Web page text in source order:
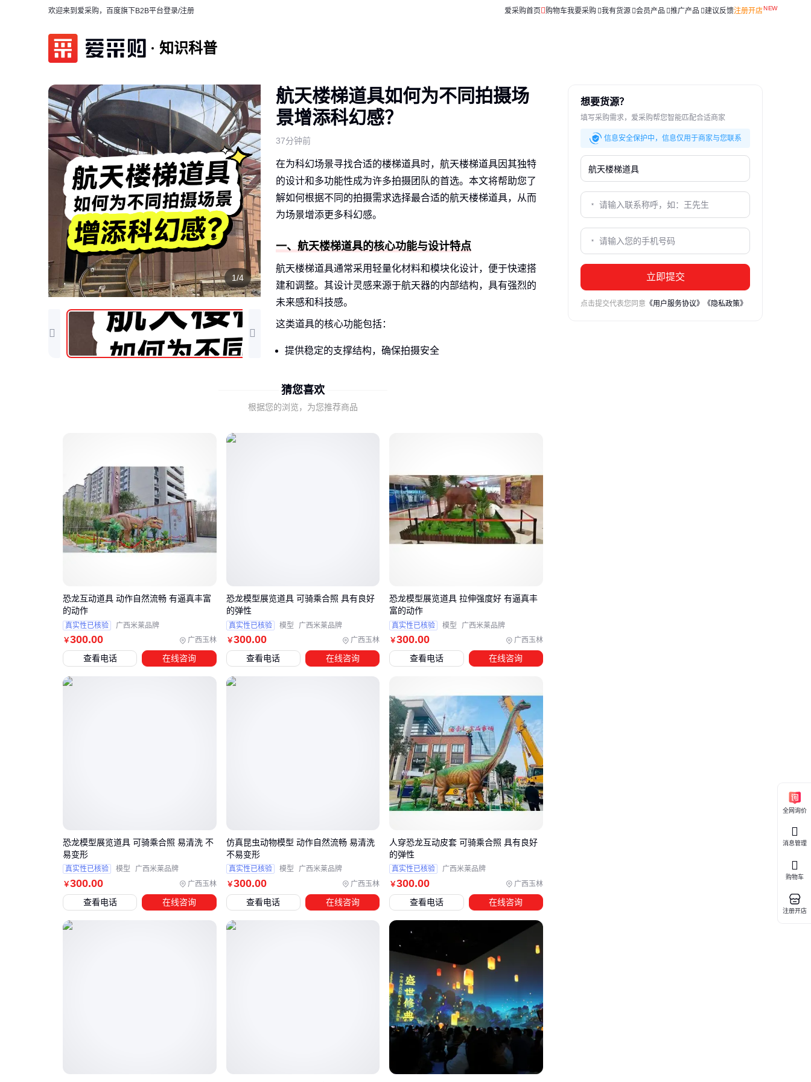
欢迎来到爱采购，百度旗下B2B平台登录/注册 爱采购首页 购物车我要采购 我有货源 会员产品 推广产品 建议反馈注册开店
知识科普
1/4
航天楼梯道具如何为不同拍摄场
景增添科幻感？
37分钟前
在为科幻场景寻找合适的楼梯道具时，航天楼梯道具因其独特
的设计和多功能性成为许多拍摄团队的首选。本文将帮助您了
解如何根据不同的拍摄需求选择最合适的航天楼梯道具，从而
为场景增添更多科幻感。
一、航天楼梯道具的核心功能与设计特点
航天楼梯道具通常采用轻量化材料和模块化设计，便于快速搭
建和调整。其设计灵感来源于航天器的内部结构，具有强烈的
未来感和科技感。
这类道具的核心功能包括：
提供稳定的支撑结构，确保拍摄安全
适应不同拍摄角度的需求，便于镜头构图
了解这些基础特点后，您就能更好地判断不同场景下航天楼梯
在主题公园的固定场景中，航天楼梯道具需要具备更高的耐用
性和稳定性，以应对长期使用和大量游客的接触。
舞台表演则更注重道具的视觉效果和快速变换能力，轻量化设
计和易于拆卸的特点尤为重要。
适应不同灯光效果的需求
便于根据导演要求进行现场调整
这些应用差异决定了在选择航天楼梯道具时，必须首先明确您
的具体拍摄需求。
三、如何根据场景需求选择最合适的航天楼梯道具？
航天楼梯道具的选型需优先考虑实际应用场景的核心需求。不
同场景对道具的材质、结构和视觉效果要求差异明显：
影视拍摄场景通常需要轻量化且便于快速拆装的钢结构旋转
，配合灯光可增强科幻氛围
主题公园更注重互动性和安全性，建议选择带有防滑设计的
定制化螺旋楼梯，并搭配太空主题装饰
型结合的阶梯装置
影视级航天楼梯道具通常需要满足三个特性：快速组装模块化
设计便于转场拍摄，表面哑光处理避免镜头反光，以及隐藏式
承重结构保证演员安全。这类场景下不建议选择固定式重型楼
梯，其搬运成本可能超出拍摄预算。
对于需要兼顾功能性与主题氛围的文旅项目，建议将楼梯本体
配件组合使用。例如在儿童乐园场景中，基
充气宇航员气模 和星空房太空舱
元素，
既控制成本又强化主题沉浸感。
选型时还需注意场地限制条件。层高超过5米的展厅适合采用悬
，而临时活动场地则更适合选用带快速锁
模块。最终方案需要与灯光、
VR航天模拟
等配套系统同步规划。
猜您喜欢
根据您的浏览，为您推荐商品
￥300.00 广西玉林
恐龙互动道具 动作自然流畅 有逼真丰富
的动作
真实性已核验 广西米莱品牌
查看电话 在线咨询
￥300.00 广西玉林
恐龙模型展览道具 可骑乘合照 具有良好
的弹性
真实性已核验 模型 广西米莱品牌
查看电话 在线咨询
￥300.00 广西玉林
恐龙模型展览道具 拉伸强度好 有逼真丰
富的动作
真实性已核验 模型 广西米莱品牌
查看电话 在线咨询
￥300.00 广西玉林
恐龙模型展览道具 可骑乘合照 易清洗 不
易变形
真实性已核验 模型 广西米莱品牌
查看电话 在线咨询
￥300.00 广西玉林
仿真昆虫动物模型 动作自然流畅 易清洗
不易变形
真实性已核验 模型 广西米莱品牌
查看电话 在线咨询
￥300.00 广西玉林
人穿恐龙互动皮套 可骑乘合照 具有良好
的弹性
真实性已核验 广西米莱品牌
查看电话 在线咨询
想要货源？
填写采购需求，爱采购帮您智能匹配合适商家
信息安全保护中，信息仅用于商家与您联系
立即提交
点击提交代表您同意 《用户服务协议》 《隐私政策》
全网询价
消息管理
购物车
注册开店